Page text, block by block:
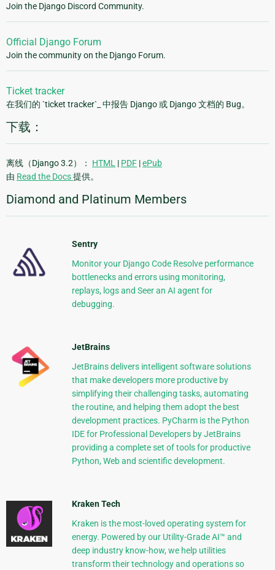
Join the Django Discord Community.
Official Django Forum
Join the community on the Django Forum.
Ticket tracker
在我们的 `ticket tracker`_ 中报告 Django 或 Django 文档的 Bug。
下载：
离线（Django 3.2）： HTML | PDF |ePub
由 Read the Docs提供。
Diamond and Platinum Members
Sentry
Monitor your Django Code Resolve performance
bottlenecks and errors using monitoring,
replays, logs and Seer an AI agent for
debugging.
JetBrains
JetBrains delivers intelligent software solutions
that make developers more productive by
simplifying their challenging tasks, automating
the routine, and helping them adopt the best
development practices. PyCharm is the Python
IDE for Professional Developers by JetBrains
providing a complete set of tools for productive
Python, Web and scientific development.
Kraken Tech
Kraken is the most-loved operating system for
energy. Powered by our Utility-Grade AI™ and
deep industry know-how, we help utilities
transform their technology and operations so